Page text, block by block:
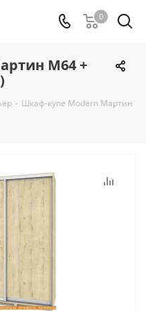
0
М64 +
- Шкаф-купе Modern Мартин